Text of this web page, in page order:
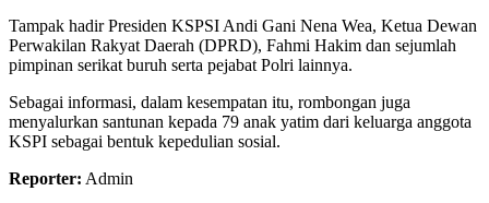
Tampak hadir Presiden KSPSI Andi Gani Nena Wea, Ketua Dewan
Perwakilan Rakyat Daerah (DPRD), Fahmi Hakim dan sejumlah
pimpinan serikat buruh serta pejabat Polri lainnya.
Sebagai informasi, dalam kesempatan itu, rombongan juga
menyalurkan santunan kepada 79 anak yatim dari keluarga anggota
KSPI sebagai bentuk kepedulian sosial.
Reporter: Admin